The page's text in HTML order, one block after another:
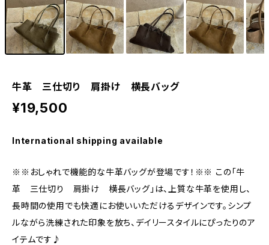
牛革 三仕切り 肩掛け 横長バッグ
¥19,500
International shipping available
※※おしゃれで機能的な牛革バッグが登場です！※※ この「牛
革 三仕切り 肩掛け 横長バッグ」は、上質な牛革を使用し、
長時間の使用でも快適にお使いいただけるデザインです。シンプ
ルながら洗練された印象を放ち、デイリースタイルにぴったりのア
イテムです♪